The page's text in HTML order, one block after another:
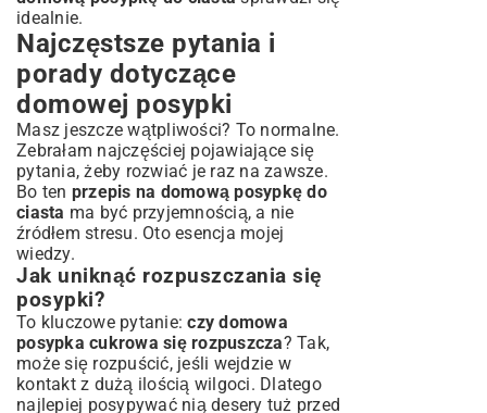
idealnie.
Najczęstsze pytania i
porady dotyczące
domowej posypki
Masz jeszcze wątpliwości? To normalne.
Zebrałam najczęściej pojawiające się
pytania, żeby rozwiać je raz na zawsze.
Bo ten przepis na domową posypkę do
ciasta ma być przyjemnością, a nie
źródłem stresu. Oto esencja mojej
wiedzy.
Jak uniknąć rozpuszczania się
posypki?
To kluczowe pytanie:czy domowa
posypka cukrowa się rozpuszcza? Tak,
może się rozpuścić, jeśli wejdzie w
kontakt z dużą ilością wilgoci. Dlatego
najlepiej posypywać nią desery tuż przed